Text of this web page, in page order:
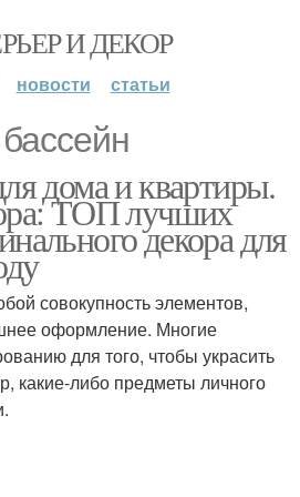
И ДЕКОР
новости статьи
дома и квартиры.
ТОП лучших
декора для
совокупность элементов,
оформление. Многие
для того, чтобы украсить
какие-либо предметы личного